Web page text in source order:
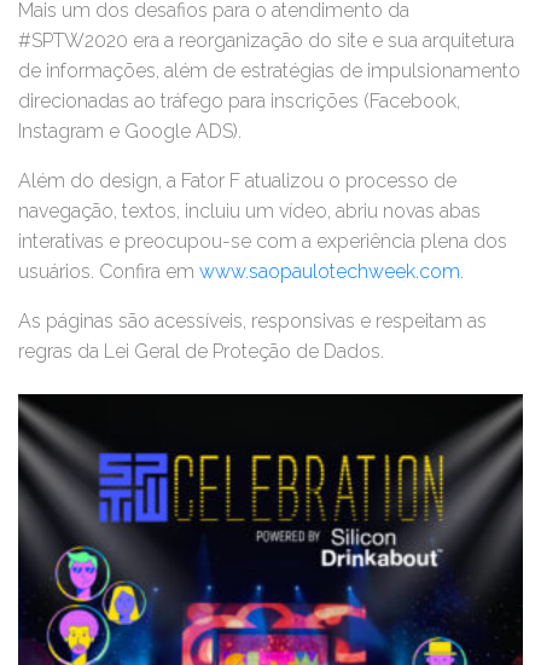
Mais um dos desafios para o atendimento da
#SPTW2020 era a reorganização do site e sua arquitetura
de informações, além de estratégias de impulsionamento
direcionadas ao tráfego para inscrições (Facebook,
Instagram e Google ADS).
Além do design, a Fator F atualizou o processo de
navegação, textos, incluiu um vídeo, abriu novas abas
interativas e preocupou-se com a experiência plena dos
usuários. Confira em www.saopaulotechweek.com.
As páginas são acessíveis, responsivas e respeitam as
regras da Lei Geral de Proteção de Dados.